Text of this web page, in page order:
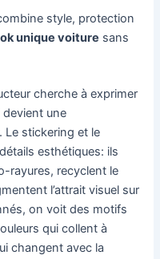
style, protection
unique voiture sans
cherche à exprimer
devient une
Le stickering et le
esthétiques: ils
rayures, recyclent le
l’attrait visuel sur
on voit des motifs
qui collent à
changent avec la